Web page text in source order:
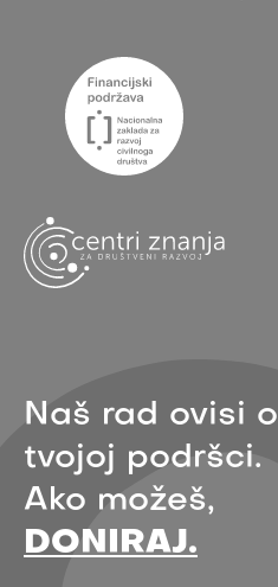
Naš rad ovisi o
tvojoj podršci.
Ako možeš,
DONIRAJ.